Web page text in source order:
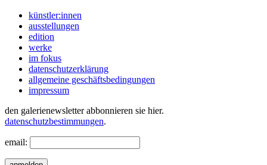
künstler:innen
ausstellungen
edition
werke
im fokus
datenschutzerklärung
allgemeine geschäftsbedingungen
impressum
den galerienewsletter abbonnieren sie hier.
datenschutzbestimmungen.
email: